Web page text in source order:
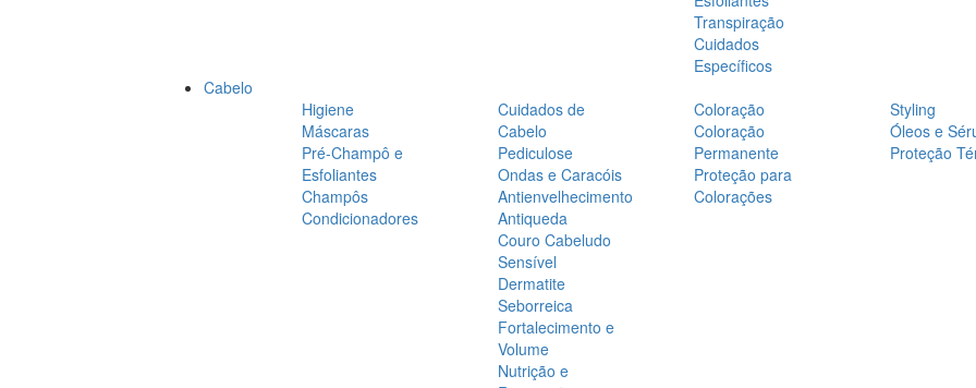
Transpiração
Cuidados
Específicos
Cabelo
Higiene
Máscaras
Pré-Champô e
Esfoliantes
Champôs
Condicionadores
Cuidados de
Cabelo
Pediculose
Ondas e Caracóis
Antienvelhecimento
Antiqueda
Couro Cabeludo
Sensível
Dermatite
Seborreica
Fortalecimento e
Volume
Nutrição e
Coloração
Coloração
Permanente
Proteção para
Colorações
Styling
Óleos e
Proteção